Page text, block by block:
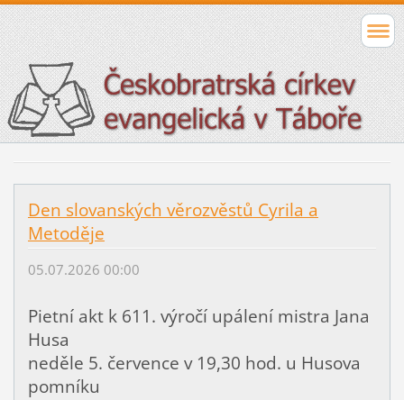
Den slovanských věrozvěstů Cyrila a
Metoděje
05.07.2026 00:00
Pietní akt k 611. výročí upálení mistra Jana
Husa
neděle 5. července v 19,30 hod. u Husova
pomníku